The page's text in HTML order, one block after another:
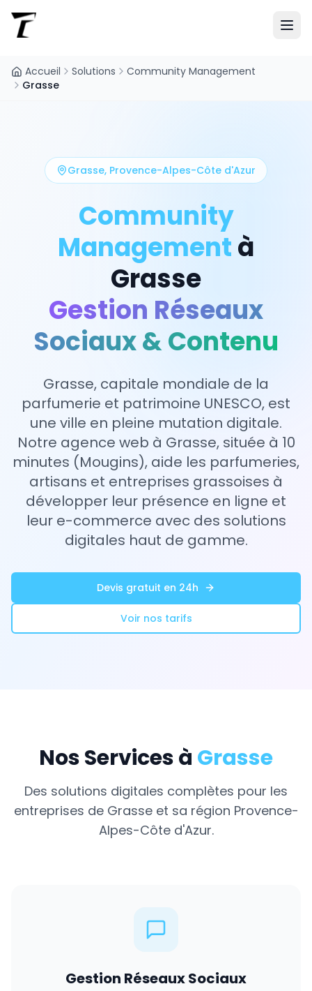
Accueil Solutions
Community Management
Grasse
Grasse, Provence-Alpes-Côte d'Azur
Community
Managementà
Grasse
Gestion Réseaux
Sociaux & Contenu
Grasse, capitale mondiale de la
parfumerie et patrimoine UNESCO, est
une ville en pleine mutation digitale.
Notre agence web à Grasse, située à 10
minutes (Mougins), aide les parfumeries,
artisans et entreprises grassoises à
développer leur présence en ligne et
leur e-commerce avec des solutions
digitales haut de gamme.
Devis gratuit en 24h
Voir nos tarifs
Nos Services à Grasse
Des solutions digitales complètes pour les
entreprises de Grasseet sa région Provence-
Alpes-Côte d'Azur.
Gestion Réseaux Sociaux